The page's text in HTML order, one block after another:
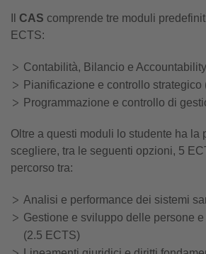
CAS comprende tre moduli
ECTS:
Contabilità, Bilancio e
Pianificazione e controllo strategico
Programmazione e controllo di
Oltre a questi moduli lo studente ha la
scegliere, tra le seguenti opzioni, 5
percorso tra:
Analisi e performance dei sistemi
Gestione e sviluppo delle persone
(2.5 ECTS)